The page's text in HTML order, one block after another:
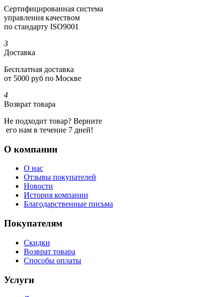
Сертифициро­ванная система
управления качеством
по стандарту ISO9001
3
Доставка
Бесплатная доставка
от 5000 руб по Москве
4
Возврат товара
Не подходит товар? Верните
его нам в течение 7 дней!
О компании
О нас
Отзывы покупателей
Новости
История компании
Благодарственные письма
Покупателям
Скидки
Возврат товара
Способы оплаты
Услуги